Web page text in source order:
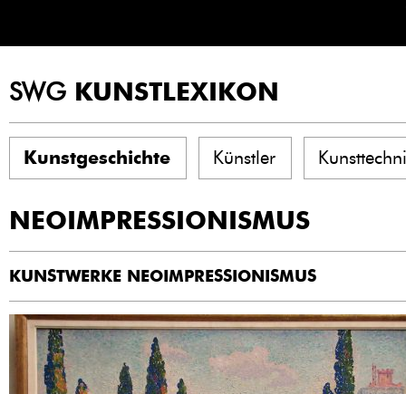
SWG KUNSTLEXIKON
Kunstgeschichte Künstler
NEOIMPRESSIONISMUS
KUNSTWERKE NEOIMPRESSIONISMUS